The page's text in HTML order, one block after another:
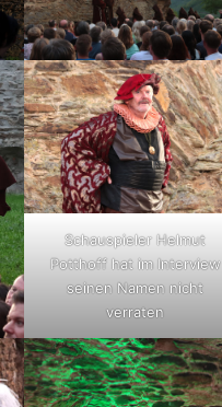
Schauspieler Helmut
Potthoff hat im Interview
seinen Namen nicht
verraten